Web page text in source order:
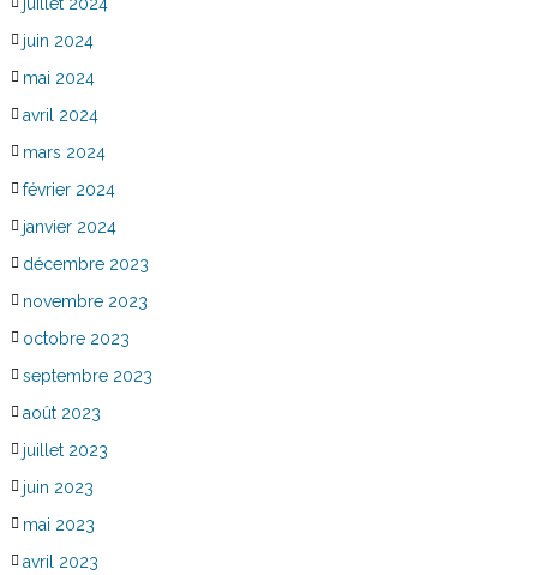
juin 2024
mai 2024
avril 2024
mars 2024
février 2024
janvier 2024
décembre 2023
novembre 2023
octobre 2023
septembre 2023
août 2023
juillet 2023
juin 2023
mai 2023
avril 2023